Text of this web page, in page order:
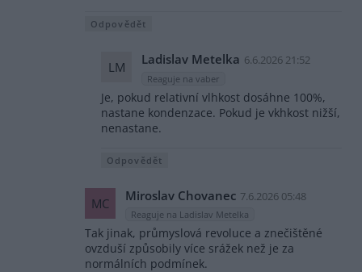
Odpovědět
LM Ladislav Metelka 6.6.2026 21:52
Reaguje na vaber
Je, pokud relativní vlhkost dosáhne 100%,
nastane kondenzace. Pokud je vkhkost nižší,
nenastane.
Odpovědět
MC Miroslav Chovanec 7.6.2026 05:48
Reaguje na Ladislav Metelka
Tak jinak, průmyslová revoluce a znečištěné
ovzduší způsobily více srážek než je za
normálních podmínek.